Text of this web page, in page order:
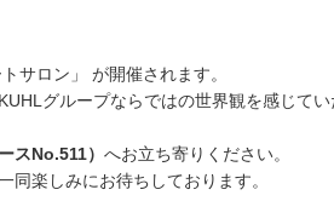
サロン」 が開催されます。
グループならではの世界観を感じてい
スNo.511） へお立ち寄りください。
同楽しみにお待ちしております。